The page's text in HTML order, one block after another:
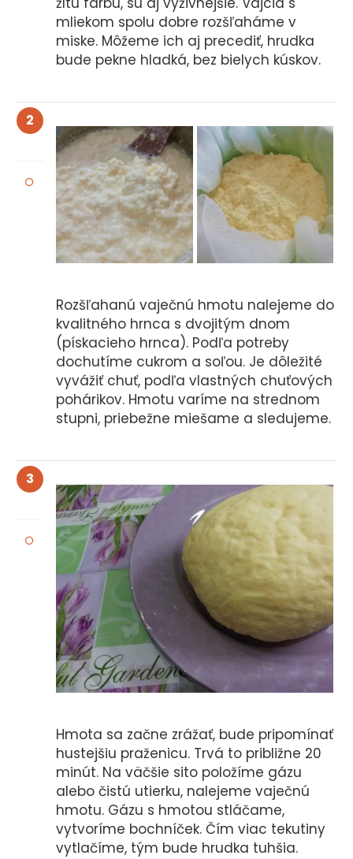
mliekom spolu dobre rozšľaháme v
miske. Môžeme ich aj precediť, hrudka
bude pekne hladká, bez bielych kúskov.
2
Rozšľahanú vaječnú hmotu nalejeme do
kvalitného hrnca s dvojitým dnom
(pískacieho hrnca). Podľa potreby
dochutíme cukrom a soľou. Je dôležité
vyvážiť chuť, podľa vlastných chuťových
pohárikov. Hmotu varíme na strednom
stupni, priebežne miešame a sledujeme.
3
Hmota sa začne zrážať, bude pripomínať
hustejšiu praženicu. Trvá to približne 20
minút. Na väčšie sito položíme gázu
alebo čistú utierku, nalejeme vaječnú
hmotu. Gázu s hmotou stláčame,
vytvoríme bochníček. Čím viac tekutiny
vytlačíme, tým bude hrudka tuhšia.